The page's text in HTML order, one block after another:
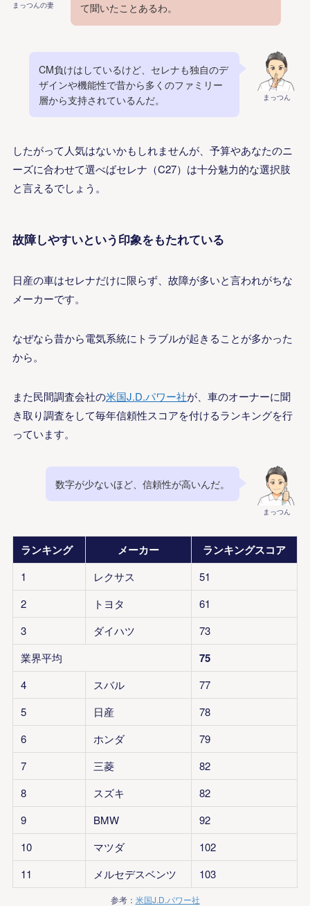
まっつんの妻 て聞いたことあるわ。
まっつん
CM負けはしているけど、セレナも独自のデ
ザインや機能性で昔から多くのファミリー
層から支持されているんだ。
したがって人気はないかもしれませんが、予算やあなたのニ
ーズに合わせて選べばセレナ（C27）は十分魅力的な選択肢
と言えるでしょう。
故障しやすいという印象をもたれている
日産の車はセレナだけに限らず、故障が多いと言われがちな
メーカーです。
なぜなら昔から電気系統にトラブルが起きることが多かった
から。
また民間調査会社の米国J.D.パワー社が、車のオーナーに聞
き取り調査をして毎年信頼性スコアを付けるランキングを行
っています。
まっつん
数字が少ないほど、信頼性が高いんだ。
ランキング メーカー ランキングスコア
1 レクサス
51
2
トヨタ
61
3
ダイハツ
73
業界平均
75
4 スバル
77
5
日産
78
6
ホンダ
79
7
三菱
82
8
スズキ
82
9
BMW
92
10
マツダ
102
11
メルセデスベンツ 103
参考： 米国J.D.パワー社